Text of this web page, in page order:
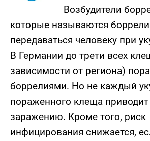
Возбудители
которые называются
передаваться человеку при
В Германии до трети всех
зависимости от региона)
боррелиями. Но не каждый
пораженного клеща приводит
заражению. Кроме того, риск
инфицирования снижается,